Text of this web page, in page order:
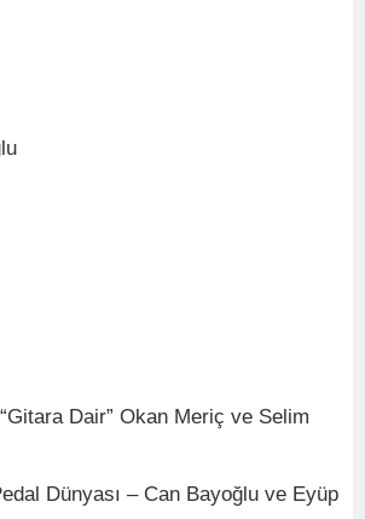
Dair” Okan Meriç ve Selim
Dünyası – Can Bayoğlu ve Eyüp